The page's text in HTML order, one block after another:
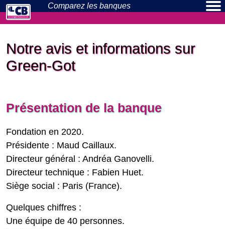
Comparez les banques
Notre avis et informations sur
Green-Got
Présentation de la banque
Fondation en 2020.
Présidente : Maud Caillaux.
Directeur général : Andréa Ganovelli.
Directeur technique : Fabien Huet.
Siège social : Paris (France).
Quelques chiffres :
Une équipe de 40 personnes.